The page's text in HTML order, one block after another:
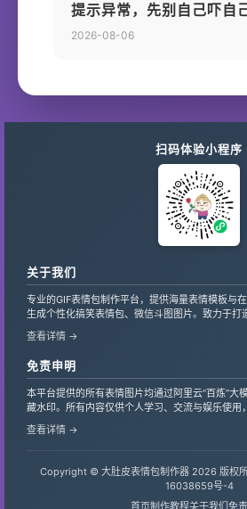
提示异常，先别自己吓自
2026-08-06
扫码体验小程序
关于我们
专业的GIF表情包制作平台，提供海量表情模板与
生成个性化搞笑表情包、微信斗图图片。致力于打
服务，支持自定义文字、贴纸，让创意轻松变现。
查看详情 →
免责申明
本平台提供的所有表情图片均通过阿里云“百炼”大
藏水印。所有内容仅供个人学习、交流与娱乐使用
查看详情 →
Copyright © 大肚皮表情包制作器 2026 版权
16038659号-4
首页制作教程关于我们 免